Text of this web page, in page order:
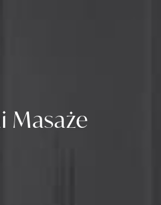
Masaże